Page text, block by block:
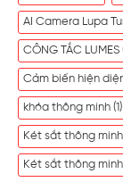
AI Camera Lupa
CÔNG TẮC LUMES
Cảm biến hiện
khóa thông minh (1)
Két sắt thông minh
Két sắt thông